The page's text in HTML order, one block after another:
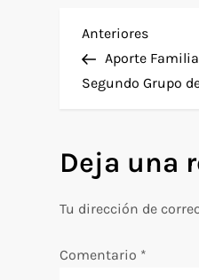
N
a
e
g
a
Entrada
anterior
Anteriores
Aporte
Segundo Grupo
Deja una
Tu dirección de
Comentario *